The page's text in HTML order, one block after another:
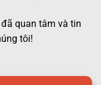
quan tâm và tin
tôi!